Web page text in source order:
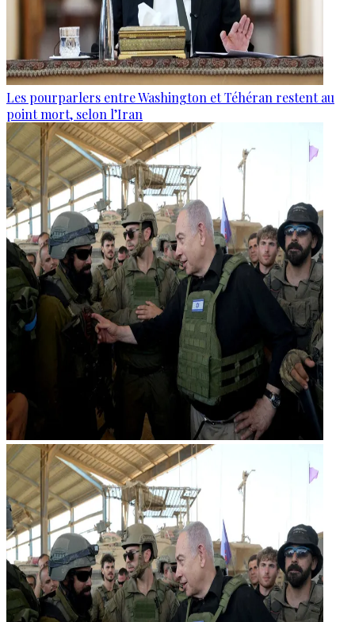
Les pourparlers entre Washington et Téhéran restent au
point mort, selon l’Iran